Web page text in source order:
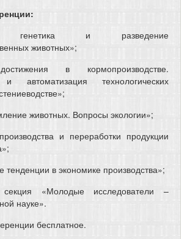
генетика и разведение
животных»;
в кормопроизводстве.
автоматизация технологических
животных. Вопросы экологии»;
и переработки продукции
в экономике производства»;
«Молодые исследователи –
науке».
бесплатное.